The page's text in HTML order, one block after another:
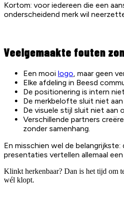
Kortom: voor iedereen die een
onderscheidend merk wil
Veelgemaakte fouten
Een mooi logo, maar geen
Elke afdeling in Beesd
De positionering is intern
De merkbelofte sluit niet
De visuele stijl sluit niet aan
Verschillende partners
zonder samenhang.
En misschien wel de
presentaties vertellen allemaal een
Klinkt herkenbaar? Dan is het tijd om
wél klopt.